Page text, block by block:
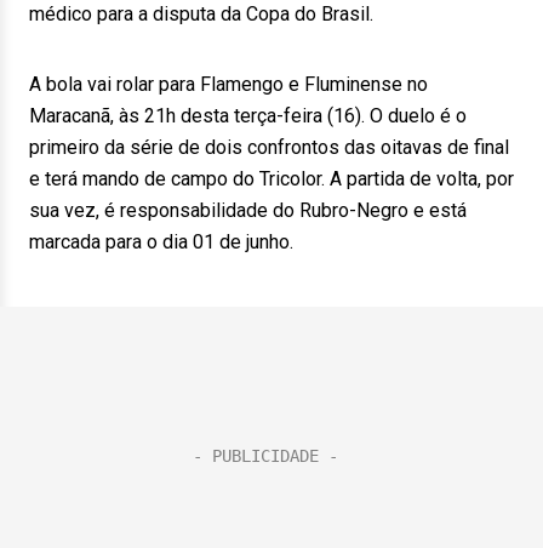
médico para a disputa da Copa do Brasil.
A bola vai rolar para Flamengo e Fluminense no
Maracanã, às 21h desta terça-feira (16). O duelo é o
primeiro da série de dois confrontos das oitavas de final
e terá mando de campo do Tricolor. A partida de volta, por
sua vez, é responsabilidade do Rubro-Negro e está
marcada para o dia 01 de junho.